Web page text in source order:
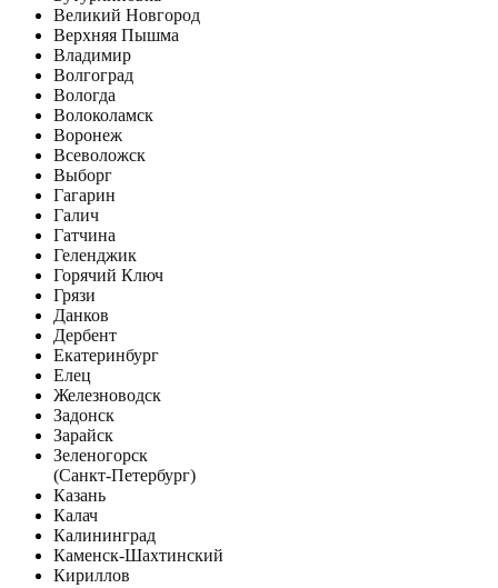
Великий Новгород
Верхняя Пышма
Владимир
Волгоград
Вологда
Волоколамск
Воронеж
Всеволожск
Выборг
Гагарин
Галич
Гатчина
Геленджик
Горячий Ключ
Грязи
Данков
Дербент
Екатеринбург
Елец
Железноводск
Задонск
Зарайск
Зеленогорск
(Санкт-Петербург)
Казань
Калач
Калининград
Каменск-Шахтинский
Кириллов